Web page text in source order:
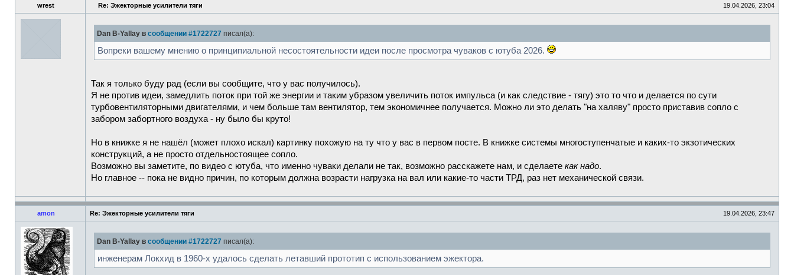
wrest Re: Эжекторные усилители тяги 19.04.2026, 23:04
Dan B-Yallay в сообщении #1722727 писал(а):
Вопреки вашему мнению о принципиальной несостоятельности идеи после просмотра чуваков с ютуба 2026.
Так я только буду рад (если вы сообщите, что у вас получилось).
Я не против идеи, замедлить поток при той же энергии и таким убразом увеличить поток импульса (и как следствие - тягу) это то что и делается по сути
турбовентиляторными двигателями, и чем больше там вентилятор, тем экономичнее получается. Можно ли это делать "на халяву" просто приставив сопло с
забором забортного воздуха - ну было бы круто!
Но в книжке я не нашёл (может плохо искал) картинку похожую на ту что у вас в первом посте. В книжке системы многоступенчатые и каких-то экзотических
конструкций, а не просто отдельностоящее сопло.
Возможно вы заметите, по видео с ютуба, что именно чуваки делали не так, возможно расскажете нам, и сделаете как надо.
Но главное -- пока не видно причин, по которым должна возрасти нагрузка на вал или какие-то части ТРД, раз нет механической связи.
amon Re: Эжекторные усилители тяги 19.04.2026, 23:47
Dan B-Yallay в сообщении #1722727 писал(а):
инженерам Локхид в 1960-х удалось сделать летавший прототип с использованием эжектора.